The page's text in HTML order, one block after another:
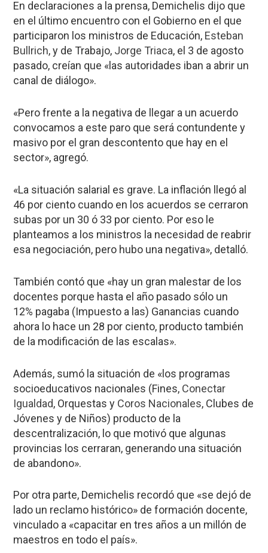
En declaraciones a la prensa, Demichelis dijo que
en el último encuentro con el Gobierno en el que
participaron los ministros de Educación, Esteban
Bullrich, y de Trabajo, Jorge Triaca, el 3 de agosto
pasado, creían que «las autoridades iban a abrir un
canal de diálogo».
«Pero frente a la negativa de llegar a un acuerdo
convocamos a este paro que será contundente y
masivo por el gran descontento que hay en el
sector», agregó.
«La situación salarial es grave. La inflación llegó al
46 por ciento cuando en los acuerdos se cerraron
subas por un 30 ó 33 por ciento. Por eso le
planteamos a los ministros la necesidad de reabrir
esa negociación, pero hubo una negativa», detalló.
También contó que «hay un gran malestar de los
docentes porque hasta el año pasado sólo un
12% pagaba (Impuesto a las) Ganancias cuando
ahora lo hace un 28 por ciento, producto también
de la modificación de las escalas».
Además, sumó la situación de «los programas
socioeducativos nacionales (Fines, Conectar
Igualdad, Orquestas y Coros Nacionales, Clubes de
Jóvenes y de Niños) producto de la
descentralización, lo que motivó que algunas
provincias los cerraran, generando una situación
de abandono».
Por otra parte, Demichelis recordó que «se dejó de
lado un reclamo histórico» de formación docente,
vinculado a «capacitar en tres años a un millón de
maestros en todo el país».